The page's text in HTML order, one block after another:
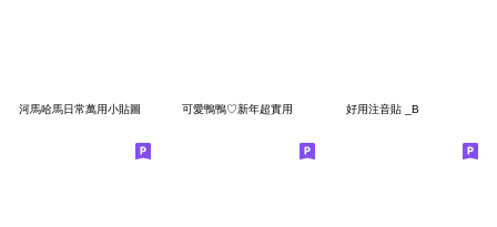
河馬哈馬日常萬用小貼圖 可愛鴨鴨♡新年超實用 好用注音貼 _B